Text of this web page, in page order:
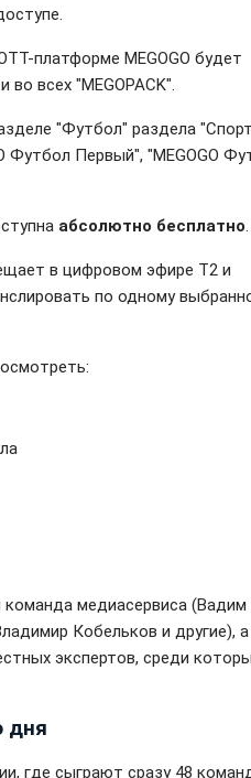
платформе MEGOGO будет
всех "MEGOPACK".
"Футбол" раздела
Футбол Первый", "MEGOGO
абсолютно бесплатно.
в цифровом эфире Т2 и
по одному
медиасервиса (Вадим
Кобельков и другие),
экспертов, среди
дня
где сыграют сразу 48